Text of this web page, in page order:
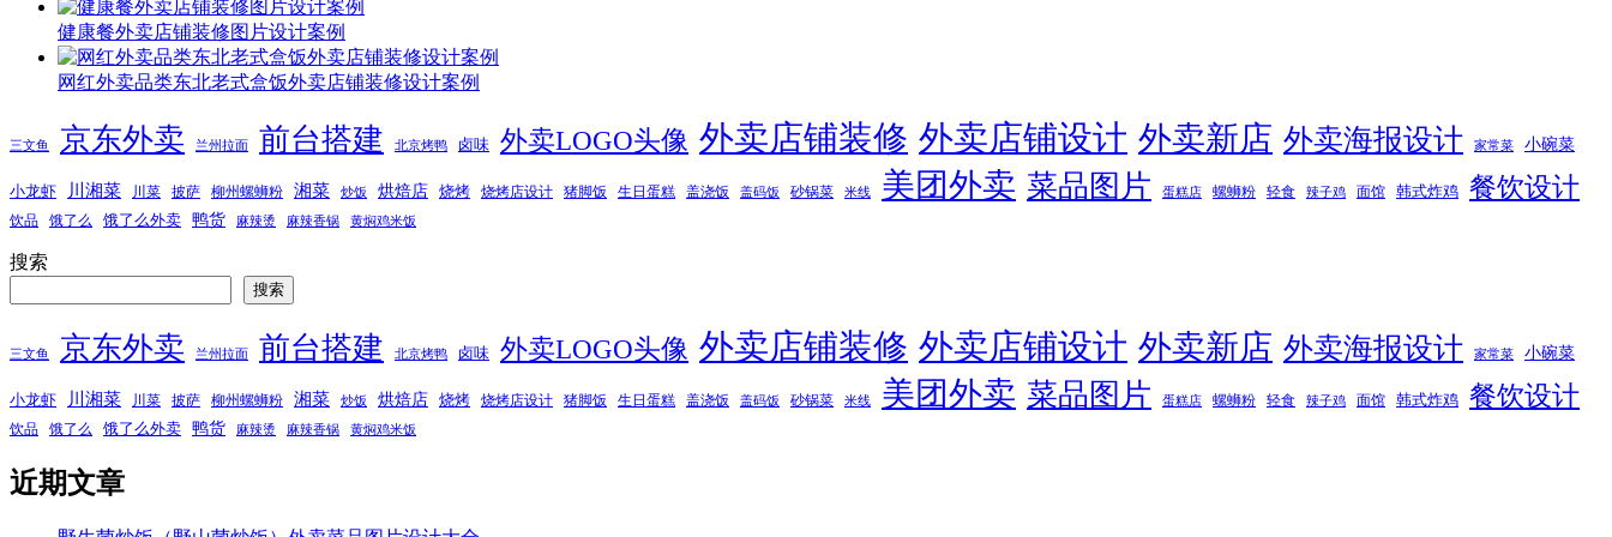
健康餐外卖店铺装修图片设计案例
网红外卖品类东北老式盒饭外卖店铺装修设计案例
三文鱼 京东外卖 兰州拉面 前台搭建 北京烤鸭 卤味 外卖LOGO头像 外卖店铺装修 外卖店铺设计 外卖新店 外卖海报设计 家常菜 小碗菜
小龙虾 川湘菜 川菜 披萨 柳州螺蛳粉 湘菜 炒饭 烘焙店 烧烤 烧烤店设计 猪脚饭 生日蛋糕 盖浇饭 盖码饭 砂锅菜 米线 美团外卖 菜品图片 蛋糕店 螺蛳粉 轻食 辣子鸡 面馆 韩式炸鸡 餐饮设计
饮品 饿了么 饿了么外卖 鸭货 麻辣烫 麻辣香锅 黄焖鸡米饭
搜索
搜索
三文鱼 京东外卖 兰州拉面 前台搭建 北京烤鸭 卤味 外卖LOGO头像 外卖店铺装修 外卖店铺设计 外卖新店 外卖海报设计 家常菜 小碗菜
小龙虾 川湘菜 川菜 披萨 柳州螺蛳粉 湘菜 炒饭 烘焙店 烧烤 烧烤店设计 猪脚饭 生日蛋糕 盖浇饭 盖码饭 砂锅菜 米线 美团外卖 菜品图片 蛋糕店 螺蛳粉 轻食 辣子鸡 面馆 韩式炸鸡 餐饮设计
饮品 饿了么 饿了么外卖 鸭货 麻辣烫 麻辣香锅 黄焖鸡米饭
近期文章